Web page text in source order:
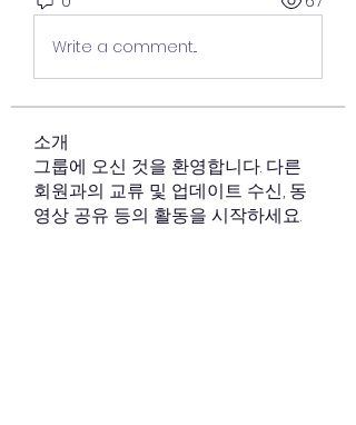
Write a comment...
소개
그룹에 오신 것을 환영합니다. 다른
회원과의 교류 및 업데이트 수신, 동
영상 공유 등의 활동을 시작하세요.